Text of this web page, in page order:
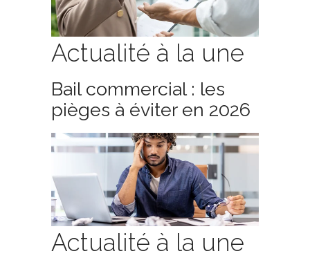
Actualité à la une
Bail commercial : les
pièges à éviter en 2026
Actualité à la une